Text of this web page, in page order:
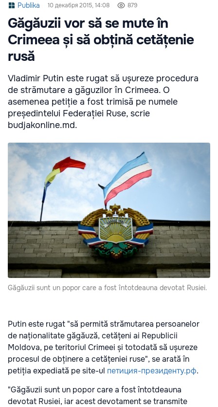
Publika 10 декабря 2015, 14:08 879
Găgăuzii vor să se mute în
Crimeea și să obțină cetățenie
rusă
Vladimir Putin este rugat să ușureze procedura
de strămutare a găguzilor în Crimeea. O
asemenea petiție a fost trimisă pe numele
președintelui Federației Ruse, scrie
budjakonline.md.
Găgăuzii sunt un popor care a fost întotdeauna devotat Rusiei.
Putin este rugat "să permită strămutarea persoanelor
de naționalitate găgăuză, cetățeni ai Republicii
Moldova, pe teritoriul Crimeei și totodată să ușureze
procesul de obținere a cetățeniei ruse", se arată în
petiția expediată pe site-ul петиция-президенту.рф.
"Găgăuzii sunt un popor care a fost întotdeauna
devotat Rusiei, iar acest devotament se transmite